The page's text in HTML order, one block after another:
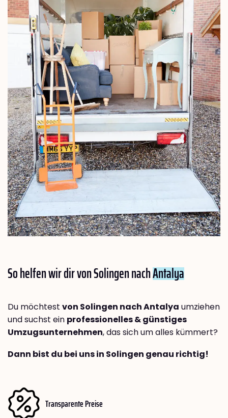
So helfen wir dir von Solingen nachAntalya
Du möchtest von Solingen nach Antalya umziehen
und suchst ein professionelles & günstiges
Umzugsunternehmen, das sich um alles kümmert?
Dann bist du bei uns in Solingen genau richtig!
Transparente Preise